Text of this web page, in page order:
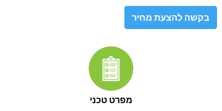
בקשה להצעת מחיר
מפרט טכני